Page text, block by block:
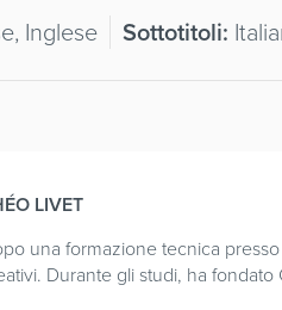
Inglese Sottotitoli:
LIVET
una formazione tecnica
Durante gli studi, ha